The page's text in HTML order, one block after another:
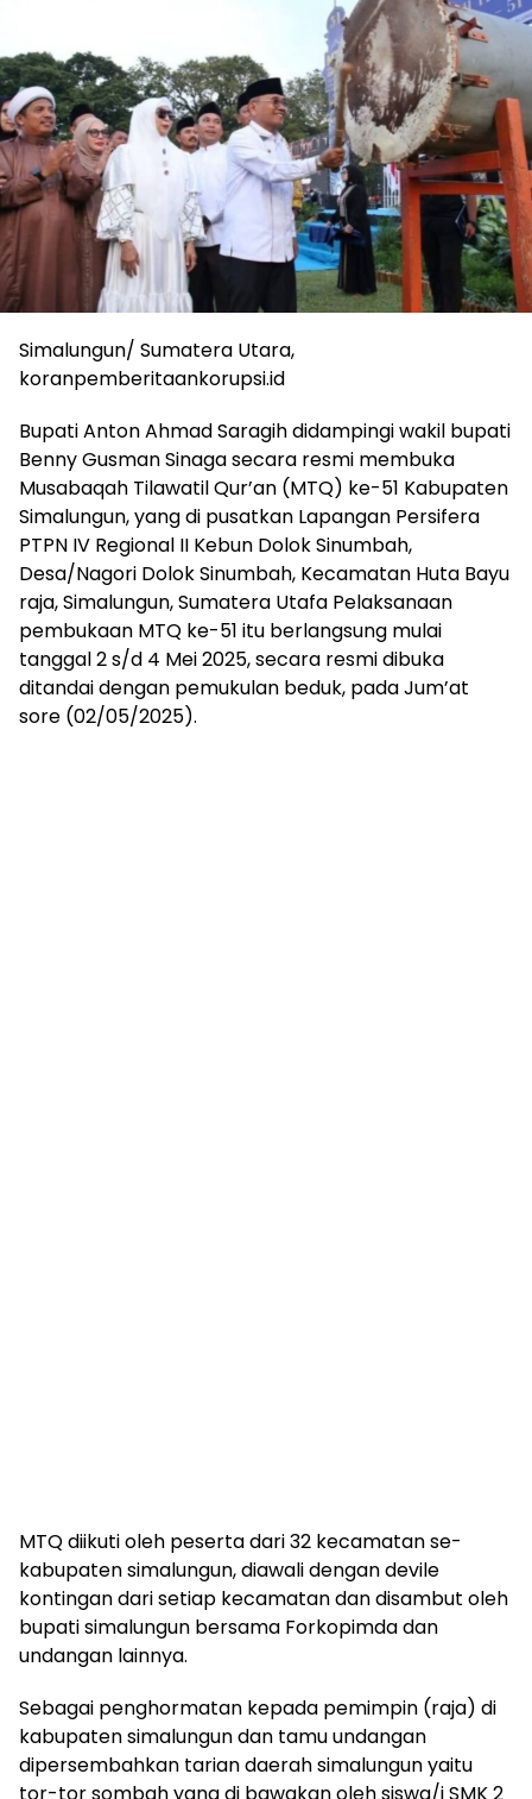
Simalungun/ Sumatera Utara,
koranpemberitaankorupsi.id
Bupati Anton Ahmad Saragih didampingi wakil bupati
Benny Gusman Sinaga secara resmi membuka
Musabaqah Tilawatil Qur’an (MTQ) ke-51 Kabupaten
Simalungun, yang di pusatkan Lapangan Persifera
PTPN IV Regional II Kebun Dolok Sinumbah,
Desa/Nagori Dolok Sinumbah, Kecamatan Huta Bayu
raja, Simalungun, Sumatera Utafa Pelaksanaan
pembukaan MTQ ke-51 itu berlangsung mulai
tanggal 2 s/d 4 Mei 2025, secara resmi dibuka
ditandai dengan pemukulan beduk, pada Jum’at
sore (02/05/2025).
MTQ diikuti oleh peserta dari 32 kecamatan se-
kabupaten simalungun, diawali dengan devile
kontingan dari setiap kecamatan dan disambut oleh
bupati simalungun bersama Forkopimda dan
undangan lainnya.
Sebagai penghormatan kepada pemimpin (raja) di
kabupaten simalungun dan tamu undangan
dipersembahkan tarian daerah simalungun yaitu